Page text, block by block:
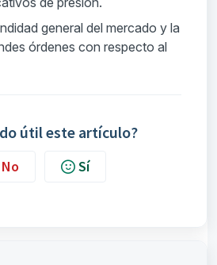
general del mercado y la
órdenes con respecto al
útil este artículo?
No Sí